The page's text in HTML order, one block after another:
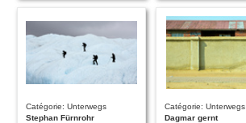
Catégorie: Unterwegs
Stephan Fürnrohr
Catégorie: Unterwegs
Dagmar gernt